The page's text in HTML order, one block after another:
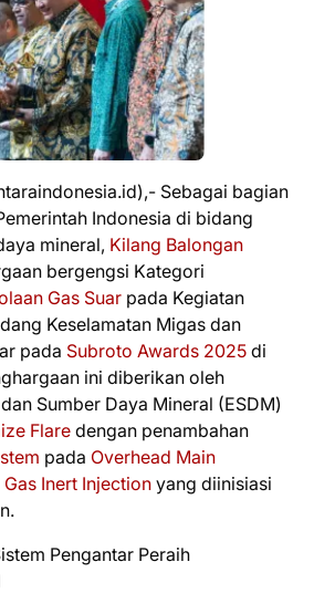
Sebagai bagian
Indonesia di bidang
mineral, Kilang Balongan
bergengsi Kategori
Gas Suar pada Kegiatan
Keselamatan Migas dan
pada Subroto Awards 2025 di
ini diberikan oleh
Sumber Daya Mineral (ESDM)
Flare dengan penambahan
pada Overhead Main
Gas Inert Injection yang diinisiasi
Pengantar Peraih